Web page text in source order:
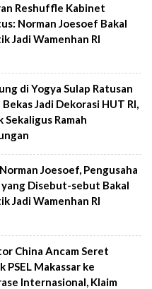
Reshuffle Kabinet
Norman Joesoef Bakal
Jadi Wamenhan RI
di Yogya Sulap Ratusan
Jadi Dekorasi HUT RI,
Sekaligus Ramah
Joesoef, Pengusaha
Disebut-sebut Bakal
Jadi Wamenhan RI
China Ancam Seret
PSEL Makassar ke
Internasional, Klaim